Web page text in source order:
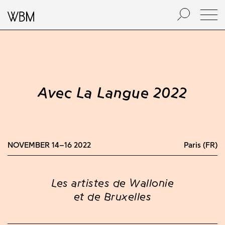
Avec La Langue 2022
NOVEMBER 14–16 2022 Paris (FR)
Les artistes de Wallonie
et de Bruxelles